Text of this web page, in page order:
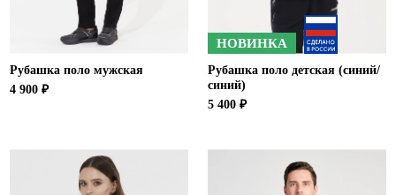
Рубашка поло мужская
4 900 ₽
НОВИНКА
Рубашка поло детская (синий/
синий)
5 400 ₽